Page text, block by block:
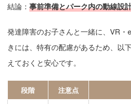
結論： 事前準備とパーク内の動線設
発達障害のお子さんと一緒に、VR・
きには、特有の配慮があるため、以
えておくと安心です。
段階 注意点